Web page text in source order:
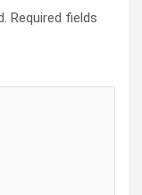
Required fields